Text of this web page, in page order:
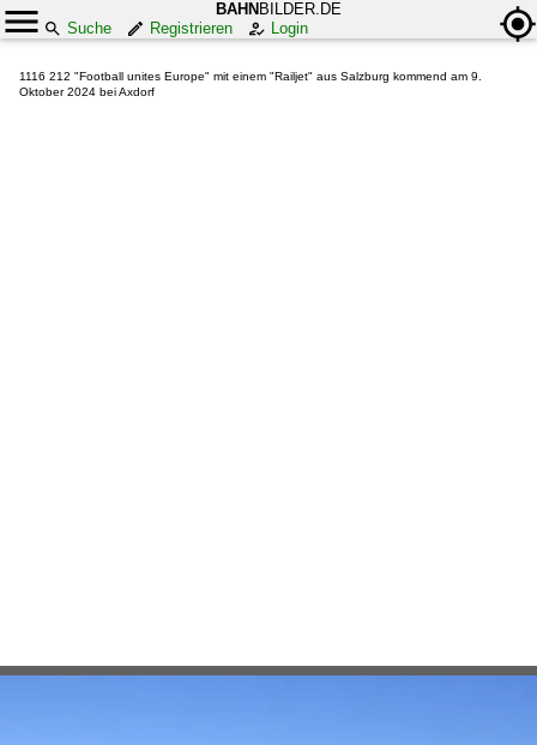
BAHN BILDER.DE
Suche
Registrieren Login
1116 212 "Football unites Europe" mit einem "Railjet" aus Salzburg kommend am 9.
Oktober 2024 bei Axdorf